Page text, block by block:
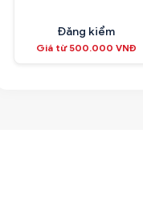
Đăng kiểm
Giá từ 500.000 VNĐ